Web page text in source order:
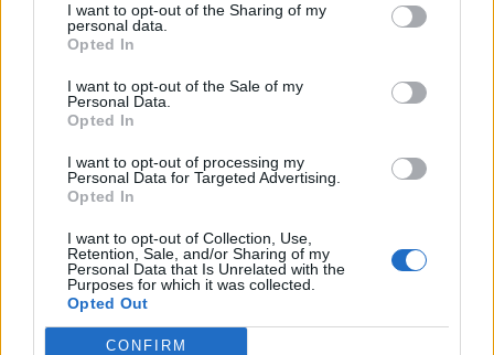
I want to opt-out of the Sharing of my
personal data.
Opted In
I want to opt-out of the Sale of my
Personal Data.
Opted In
I want to opt-out of processing my
Personal Data for Targeted Advertising.
Opted In
I want to opt-out of Collection, Use,
Retention, Sale, and/or Sharing of my
Personal Data that Is Unrelated with the
Purposes for which it was collected.
Opted Out
CONFIRM
lemondta a sepsiszentgyörgyi SIC Fesztre tervezett
koncertjét. Majka ezt szerdán a Facebook-oldalán
jelentette be.